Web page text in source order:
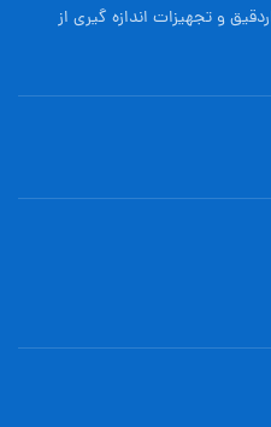
و تجهيزات اندازه گیری از